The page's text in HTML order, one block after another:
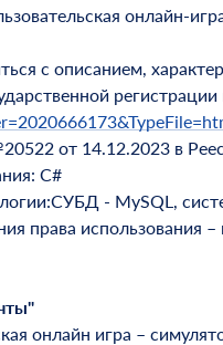
онлайн-
с описанием,
от 14.12.2023 в
C#
- MySQL,
права использования
онлайн игра –